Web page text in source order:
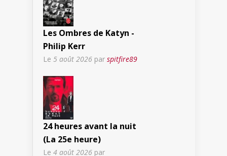
Les Ombres de Katyn -
Philip Kerr
Le 5 août 2026 par spitfire89
24 heures avant la nuit
(La 25e heure)
Le 4 août 2026 par